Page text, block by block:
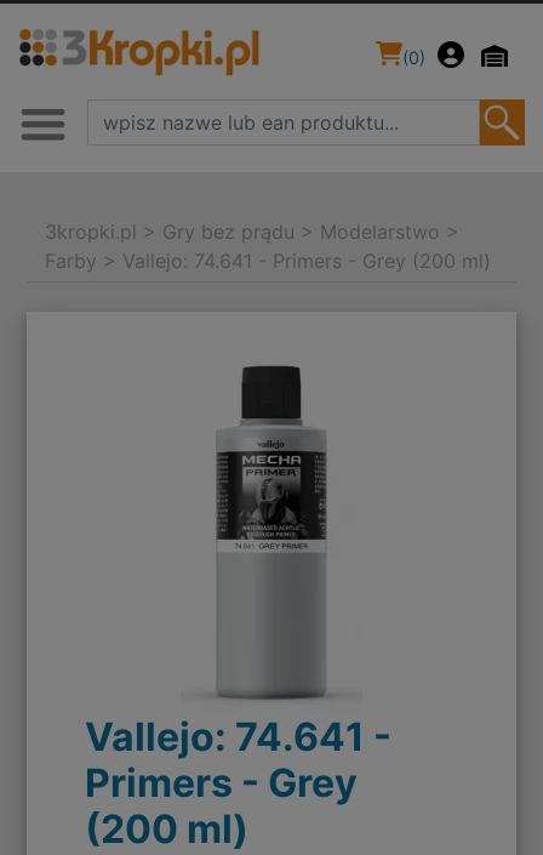
(0)
3kropki.pl > Gry bez prądu > Modelarstwo >
Farby > Vallejo: 74.641 - Primers - Grey (200 ml)
Vallejo: 74.641 -
Primers - Grey
(200 ml)